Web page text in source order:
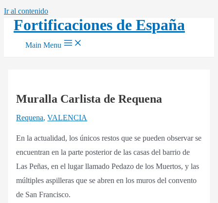
Ir al contenido
Fortificaciones de España
Main Menu
Muralla Carlista de Requena
Requena,VALENCIA
En la actualidad, los únicos restos que se pueden observar se
encuentran en la parte posterior de las casas del barrio de
Las Peñas, en el lugar llamado Pedazo de los Muertos, y las
múltiples aspilleras que se abren en los muros del convento
de San Francisco.